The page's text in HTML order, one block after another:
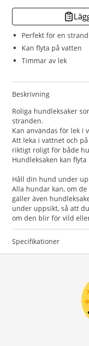
Perfekt för en
Kan flyta på vatten
Timmar av lek
Beskrivning
Roliga hundleksaker
stranden.
Kan användas för lek i
Att leka i vattnet och
riktigt roligt för både
Hundleksaken kan
Håll din hund under
Alla hundar kan, om
gäller även
under uppsikt, så att
om den blir för vild
Specifikationer